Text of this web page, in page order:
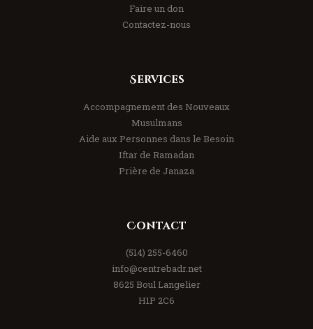
Faire un don
Contactez-nous
Services
Accompagnement des Nouveaux
Musulmans
Aide aux Personnes dans le Besoin
Iftar de Ramadan
Prière de Janaza
Contact
(514) 255-6460
info@centrebadr.net
8625 Boul Langelier
H1P 2C6